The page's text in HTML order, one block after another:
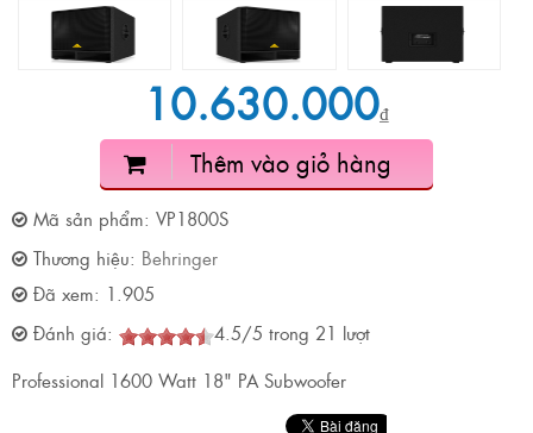
10.630.000₫
Thêm vào giỏ hàng
Mã sản phẩm: VP1800S
Thương hiệu: Behringer
Đã xem: 1.905
Đánh giá:
4.5/5 trong 21 lượt
Professional 1600 Watt 18" PA Subwoofer